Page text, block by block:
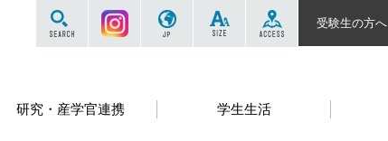
研究・産学官連携 学生生活
サイト内を検索する
Instagram SIZE
受験生の方へ